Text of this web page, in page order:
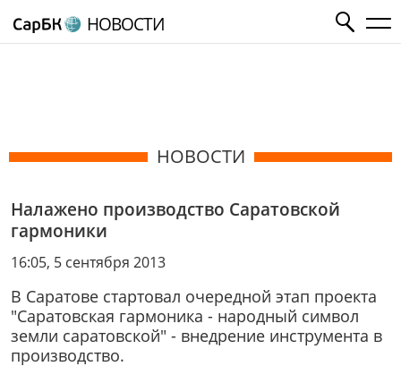
НОВОСТИ
НОВОСТИ
Налажено производство Саратовской
гармоники
16:05, 5 сентября 2013
В Саратове стартовал очередной этап проекта
"Саратовская гармоника - народный символ
земли саратовской" - внедрение инструмента в
производство.